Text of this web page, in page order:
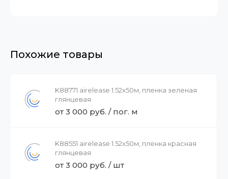
Похожие товары
K88771 airelease 1.52х50м, пленка зеленая
глянцевая
от 3 000 руб. / пог. м
K88551 airelease 1.52х50м, пленка красная
глянцевая
от 3 000 руб. / шт